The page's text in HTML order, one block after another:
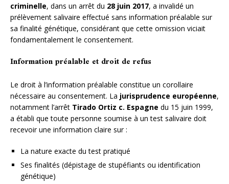
criminelle, dans un arrêt du 28 juin 2017, a invalidé un
prélèvement salivaire effectué sans information préalable sur
sa finalité génétique, considérant que cette omission viciait
fondamentalement le consentement.
Information préalable et droit de refus
Le droit à l’information préalable constitue un corollaire
nécessaire au consentement. La jurisprudence européenne,
notamment l’arrêt Tirado Ortiz c. Espagne du 15 juin 1999,
a établi que toute personne soumise à un test salivaire doit
recevoir une information claire sur :
La nature exacte du test pratiqué
Ses finalités (dépistage de stupéfiants ou identification
génétique)